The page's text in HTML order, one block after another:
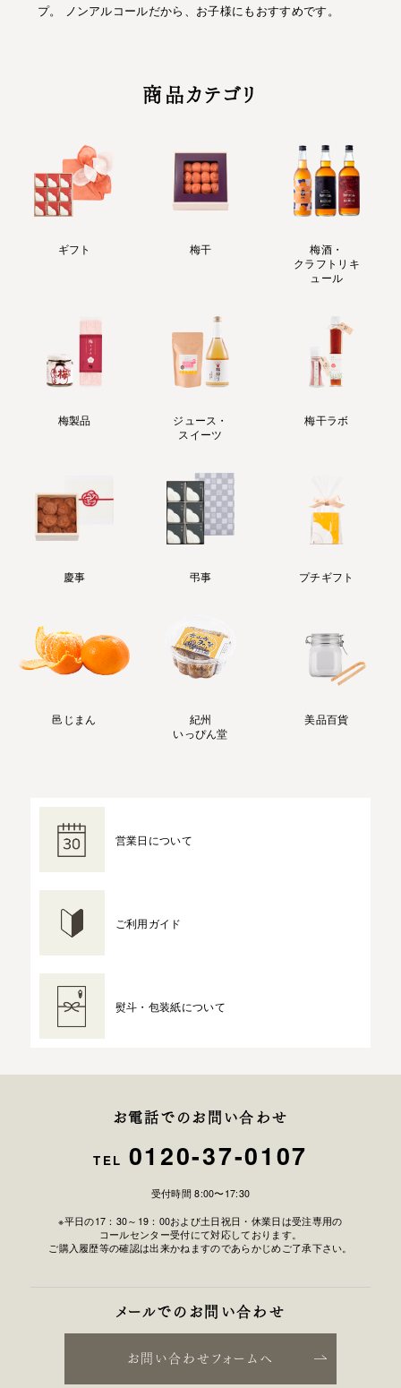
プ。 ノンアルコールだから、お子様にもおすすめです。
商品カテゴリ
ギフト 梅干
梅酒・
クラフトリキ
ュール
梅製品
ジュース・
スイーツ
梅干ラボ
慶事 弔事 プチギフト
邑じまん
紀州
いっぴん堂
美品百貨
営業日について
ご利用ガイド
熨斗・包装紙について
お電話でのお問い合わせ
TEL 0120-37-0107
受付時間 8:00〜17:30
※平日の17：30～19：00および土日祝日・休業日は受注専用の
コールセンター受付にて対応しております。
ご購入履歴等の確認は出来かねますのであらかじめご了承下さい。
メールでのお問い合わせ
お問い合わせフォームへ